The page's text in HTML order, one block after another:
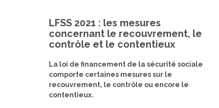
LFSS 2021 : les mesures
concernant le recouvrement, le
contrôle et le contentieux
La loi de financement de la sécurité sociale
comporte certaines mesures sur le
recouvrement, le contrôle ou encore le
contentieux.